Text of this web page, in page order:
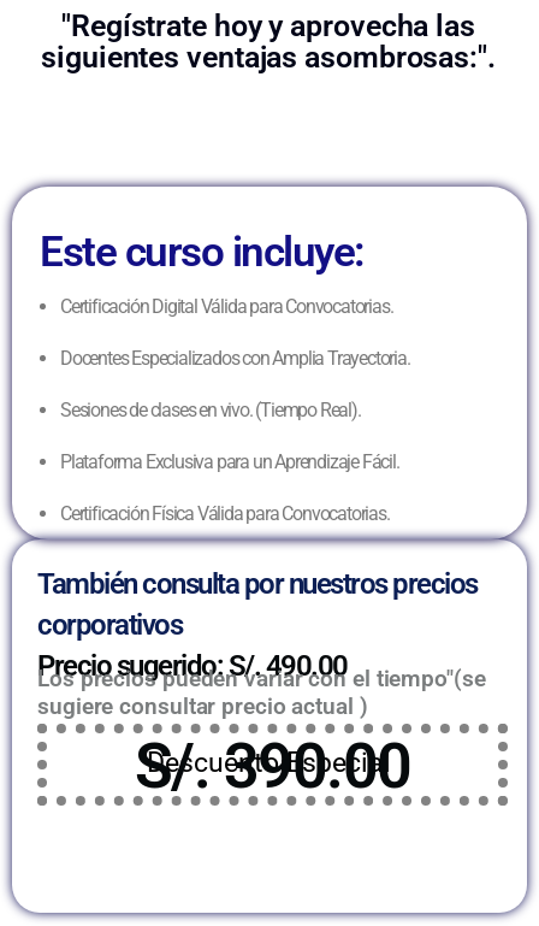
"Regístrate hoy y aprovecha las
siguientes ventajas asombrosas:".
Este curso incluye:
Certificación Digital Válida para Convocatorias.
Docentes Especializados con Amplia Trayectoria.
Sesiones de clases en vivo. (Tiempo Real).
Plataforma Exclusiva para un Aprendizaje Fácil.
Certificación Física Válida para Convocatorias.
También consulta por nuestros precios
corporativos
Precio sugerido: S/. 490.00
Los precios pueden variar con el tiempo"(se
sugiere consultar precio actual )
Descuento Especial
S/. 390.00